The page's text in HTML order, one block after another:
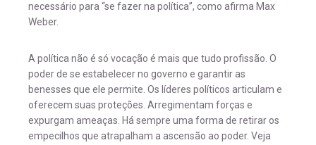
necessário para “se fazer na política”, como afirma Max
Weber.
A política não é só vocação é mais que tudo profissão. O
poder de se estabelecer no governo e garantir as
benesses que ele permite. Os líderes políticos articulam e
oferecem suas proteções. Arregimentam forças e
expurgam ameaças. Há sempre uma forma de retirar os
empecilhos que atrapalham a ascensão ao poder. Veja